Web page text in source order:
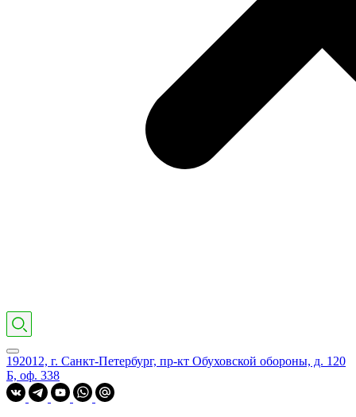
192012, г. Санкт-Петербург, пр-кт Обуховской обороны, д. 120
Б, оф. 338